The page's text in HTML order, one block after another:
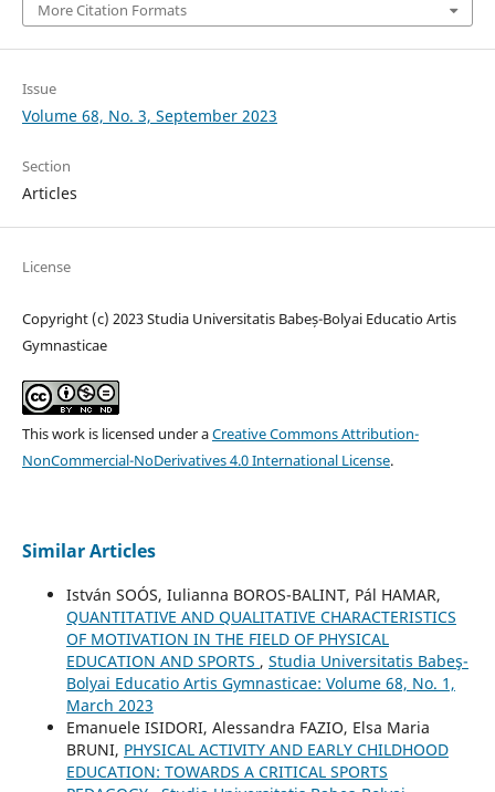
More Citation Formats
Issue
Volume 68, No. 3, September 2023
Section
Articles
License
Copyright (c) 2023 Studia Universitatis Babeș-Bolyai Educatio Artis
Gymnasticae
This work is licensed under aCreative Commons Attribution-
NonCommercial-NoDerivatives 4.0 International License.
Similar Articles
István SOÓS, Iulianna BOROS-BALINT, Pál HAMAR,
QUANTITATIVE AND QUALITATIVE CHARACTERISTICS
OF MOTIVATION IN THE FIELD OF PHYSICAL
EDUCATION AND SPORTS , Studia Universitatis Babeş-
Bolyai Educatio Artis Gymnasticae: Volume 68, No. 1,
March 2023
Emanuele ISIDORI, Alessandra FAZIO, Elsa Maria
BRUNI, PHYSICAL ACTIVITY AND EARLY CHILDHOOD
EDUCATION: TOWARDS A CRITICAL SPORTS